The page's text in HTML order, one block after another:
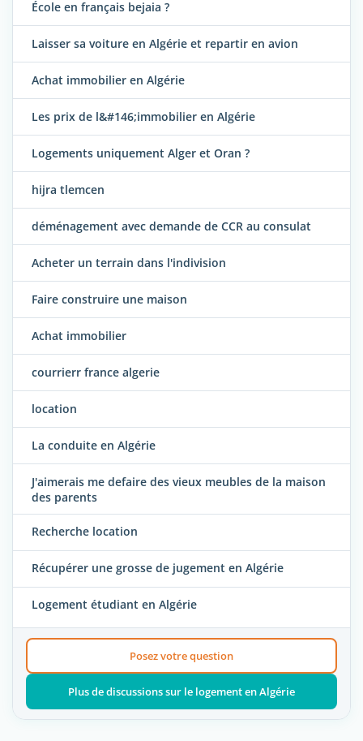
École en français bejaia ?
Laisser sa voiture en Algérie et repartir en avion
Achat immobilier en Algérie
Les prix de l&#146;immobilier en Algérie
Logements uniquement Alger et Oran ?
hijra tlemcen
déménagement avec demande de CCR au consulat
Acheter un terrain dans l'indivision
Faire construire une maison
Achat immobilier
courrierr france algerie
location
La conduite en Algérie
J'aimerais me defaire des vieux meubles de la maison
des parents
Recherche location
Récupérer une grosse de jugement en Algérie
Logement étudiant en Algérie
Posez votre question
Plus de discussions sur le logement en Algérie